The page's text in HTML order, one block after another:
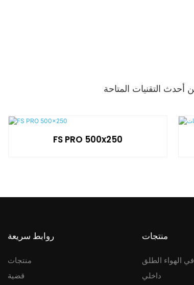
FS PRO 500x250
روابط سريعة
منتجات
قضية
منتجات
في الهواء الطلق
داخلي